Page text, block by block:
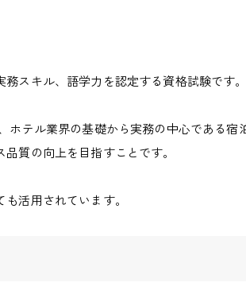
スキル、語学力を認定する資格試験です。
ホテル業界の基礎から実務の中心である
質の向上を目指すことです。
活用されています。